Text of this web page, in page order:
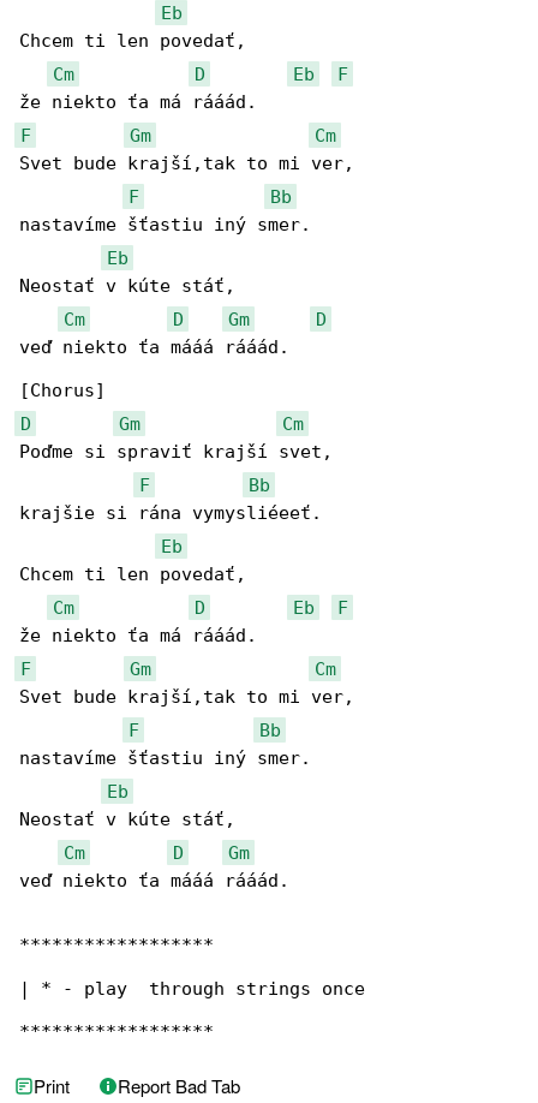
Eb
Chcem ti len povedať,
Cm
D Eb
F
F
Gm
Cm
Svet bude krajší,tak to mi ver,
F
Bb
nastavíme šťastiu iný smer.
Eb
Neostať v kúte stáť,
Cm
D Gm
D
veď niekto ťa mááá rááád.
D
Gm
Cm
Poďme si spraviť krajší svet,
F
Bb
krajšie si rána vymysliéeeť.
Eb
Chcem ti len povedať,
Cm
D Eb
F
F
Gm
Cm
Svet bude krajší,tak to mi ver,
F
Bb
nastavíme šťastiu iný smer.
Eb
Neostať v kúte stáť,
Cm
D
Gm
veď niekto ťa mááá rááád.
******************
| * - play  through strings once
******************
Print Report Bad Tab